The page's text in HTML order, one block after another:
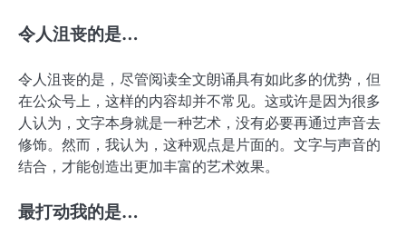
令人沮丧的是…
令人沮丧的是，尽管阅读全文朗诵具有如此多的优势，但
在公众号上，这样的内容却并不常见。这或许是因为很多
人认为，文字本身就是一种艺术，没有必要再通过声音去
修饰。然而，我认为，这种观点是片面的。文字与声音的
结合，才能创造出更加丰富的艺术效果。
最打动我的是…